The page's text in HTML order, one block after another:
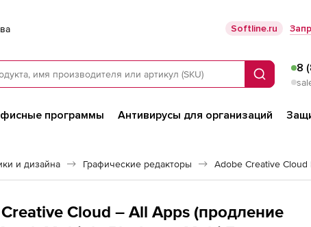
Softline.ru
Поиск
8
программы Антивирусы для организаций
и дизайна Графические редакторы Adobe Creative Cloud
Cloud – All Apps (продление